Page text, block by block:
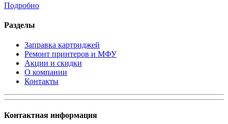
Подробно
Разделы
Заправка картриджей
Ремонт принтеров и МФУ
Акции и скидки
О компании
Контакты
Контактная информация